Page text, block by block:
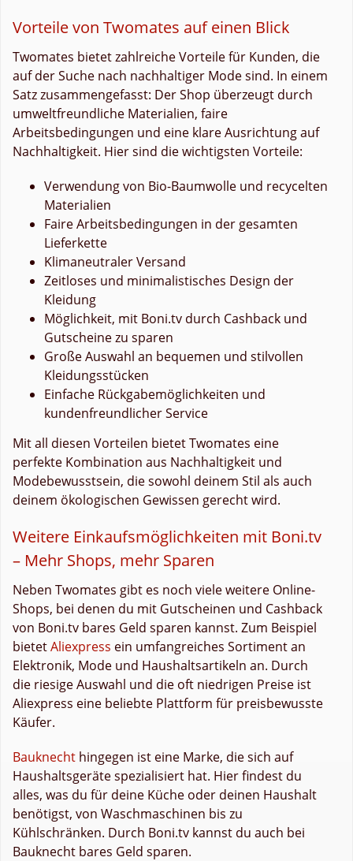
Vorteile von Twomates auf einen Blick
Twomates bietet zahlreiche Vorteile für Kunden, die
auf der Suche nach nachhaltiger Mode sind. In einem
Satz zusammengefasst: Der Shop überzeugt durch
umweltfreundliche Materialien, faire
Arbeitsbedingungen und eine klare Ausrichtung auf
Nachhaltigkeit. Hier sind die wichtigsten Vorteile:
Verwendung von Bio-Baumwolle und recycelten
Materialien
Faire Arbeitsbedingungen in der gesamten
Lieferkette
Klimaneutraler Versand
Zeitloses und minimalistisches Design der
Kleidung
Möglichkeit, mit Boni.tv durch Cashback und
Gutscheine zu sparen
Große Auswahl an bequemen und stilvollen
Kleidungsstücken
Einfache Rückgabemöglichkeiten und
kundenfreundlicher Service
Mit all diesen Vorteilen bietet Twomates eine
perfekte Kombination aus Nachhaltigkeit und
Modebewusstsein, die sowohl deinem Stil als auch
deinem ökologischen Gewissen gerecht wird.
Weitere Einkaufsmöglichkeiten mit Boni.tv
– Mehr Shops, mehr Sparen
Neben Twomates gibt es noch viele weitere Online-
Shops, bei denen du mit Gutscheinen und Cashback
von Boni.tv bares Geld sparen kannst. Zum Beispiel
bietetAliexpress ein umfangreiches Sortiment an
Elektronik, Mode und Haushaltsartikeln an. Durch
die riesige Auswahl und die oft niedrigen Preise ist
Aliexpress eine beliebte Plattform für preisbewusste
Käufer.
Bauknecht hingegen ist eine Marke, die sich auf
Haushaltsgeräte spezialisiert hat. Hier findest du
alles, was du für deine Küche oder deinen Haushalt
benötigst, von Waschmaschinen bis zu
Kühlschränken. Durch Boni.tv kannst du auch bei
Bauknecht bares Geld sparen.